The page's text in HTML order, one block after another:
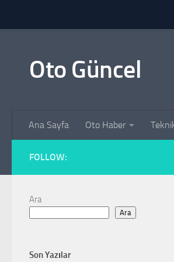
Oto Güncel
Ana Sayfa Oto Haber
FOLLOW:
Ara
Ara
Son Yazılar